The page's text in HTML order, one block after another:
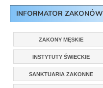
INFORMATOR ZAKONÓW
ZAKONY MĘSKIE
INSTYTUTY ŚWIECKIE
SANKTUARIA ZAKONNE